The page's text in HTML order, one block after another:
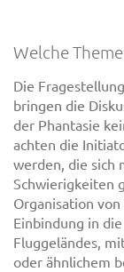
Welche
Die
bringen die
der Phantasie
achten die
werden, die sich
Schwierigkeiten
Organisation
Einbindung in
Fluggeländes,
oder ähnlichem